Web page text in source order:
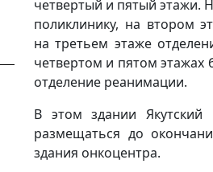
четвертый и пятый этажи.
поликлинику, на втором
на третьем этаже
четвертом и пятом
отделение реанимации.
В этом здании Якутский
размещаться до
здания онкоцентра.